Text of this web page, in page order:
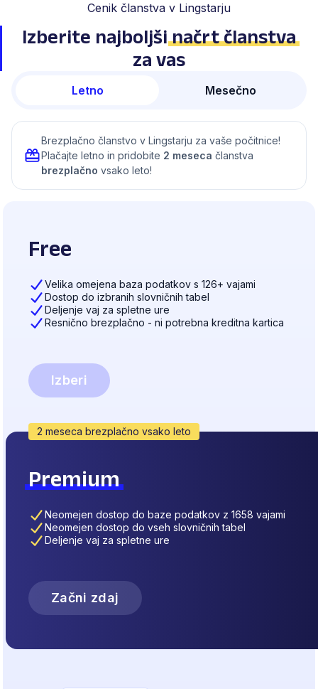
Cenik članstva v Lingstarju
Izberite najboljšinačrt članstva
za vas
Letno Mesečno
Brezplačno članstvo v Lingstarju za vaše počitnice!
Plačajte letno in pridobite 2 meseca članstva
brezplačno vsako leto!
Free
Velika omejena baza podatkov s 126+ vajami
Dostop do izbranih slovničnih tabel
Deljenje vaj za spletne ure
Resnično brezplačno - ni potrebna kreditna kartica
Izberi
2 meseca brezplačno vsako leto
Premium
Neomejen dostop do baze podatkov z 1658 vajami
Neomejen dostop do vseh slovničnih tabel
Deljenje vaj za spletne ure
Začni zdaj